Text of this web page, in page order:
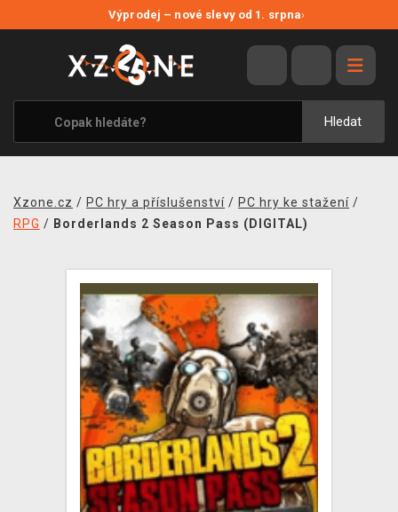
Výprodej – nové slevy od 1. srpna›
Hledat
VÝPRODEJ
VIDEOHRY
XZONE ORIGINALS
TÉMATIKY
MERCHANDISE
KONTAKT
PRODEJNY
DOPRAVA
XZONE KLUB
TCG & BOARDGAME HUB
Xzone.cz / PC hry a příslušenství / PC hry ke stažení /
RPG / Borderlands 2 Season Pass (DIGITAL)